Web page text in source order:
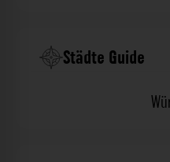
Städte Guide